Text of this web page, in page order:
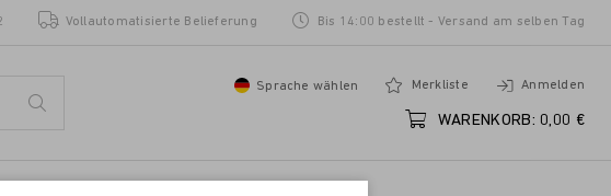
Vollautomatisierte Belieferung Bis 14:00 bestellt - Versand am selben Tag
Sprache wählen Merkliste Anmelden
WARENKORB: 0,00 €